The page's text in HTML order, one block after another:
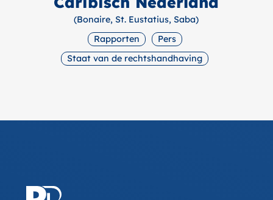
(Bonaire, St. Eustatius, Saba)
Rapporten
Pers
Staat van de rechtshandhaving